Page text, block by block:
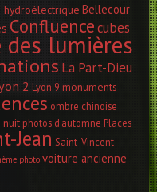
hydroélectrique Bellecour
Confluencecubes
lumières
La Part-Dieu
2 Lyon 9 monuments
ombre chinoise
nuit photos d'automne Places
Jean Saint-Vincent
photo voiture ancienne